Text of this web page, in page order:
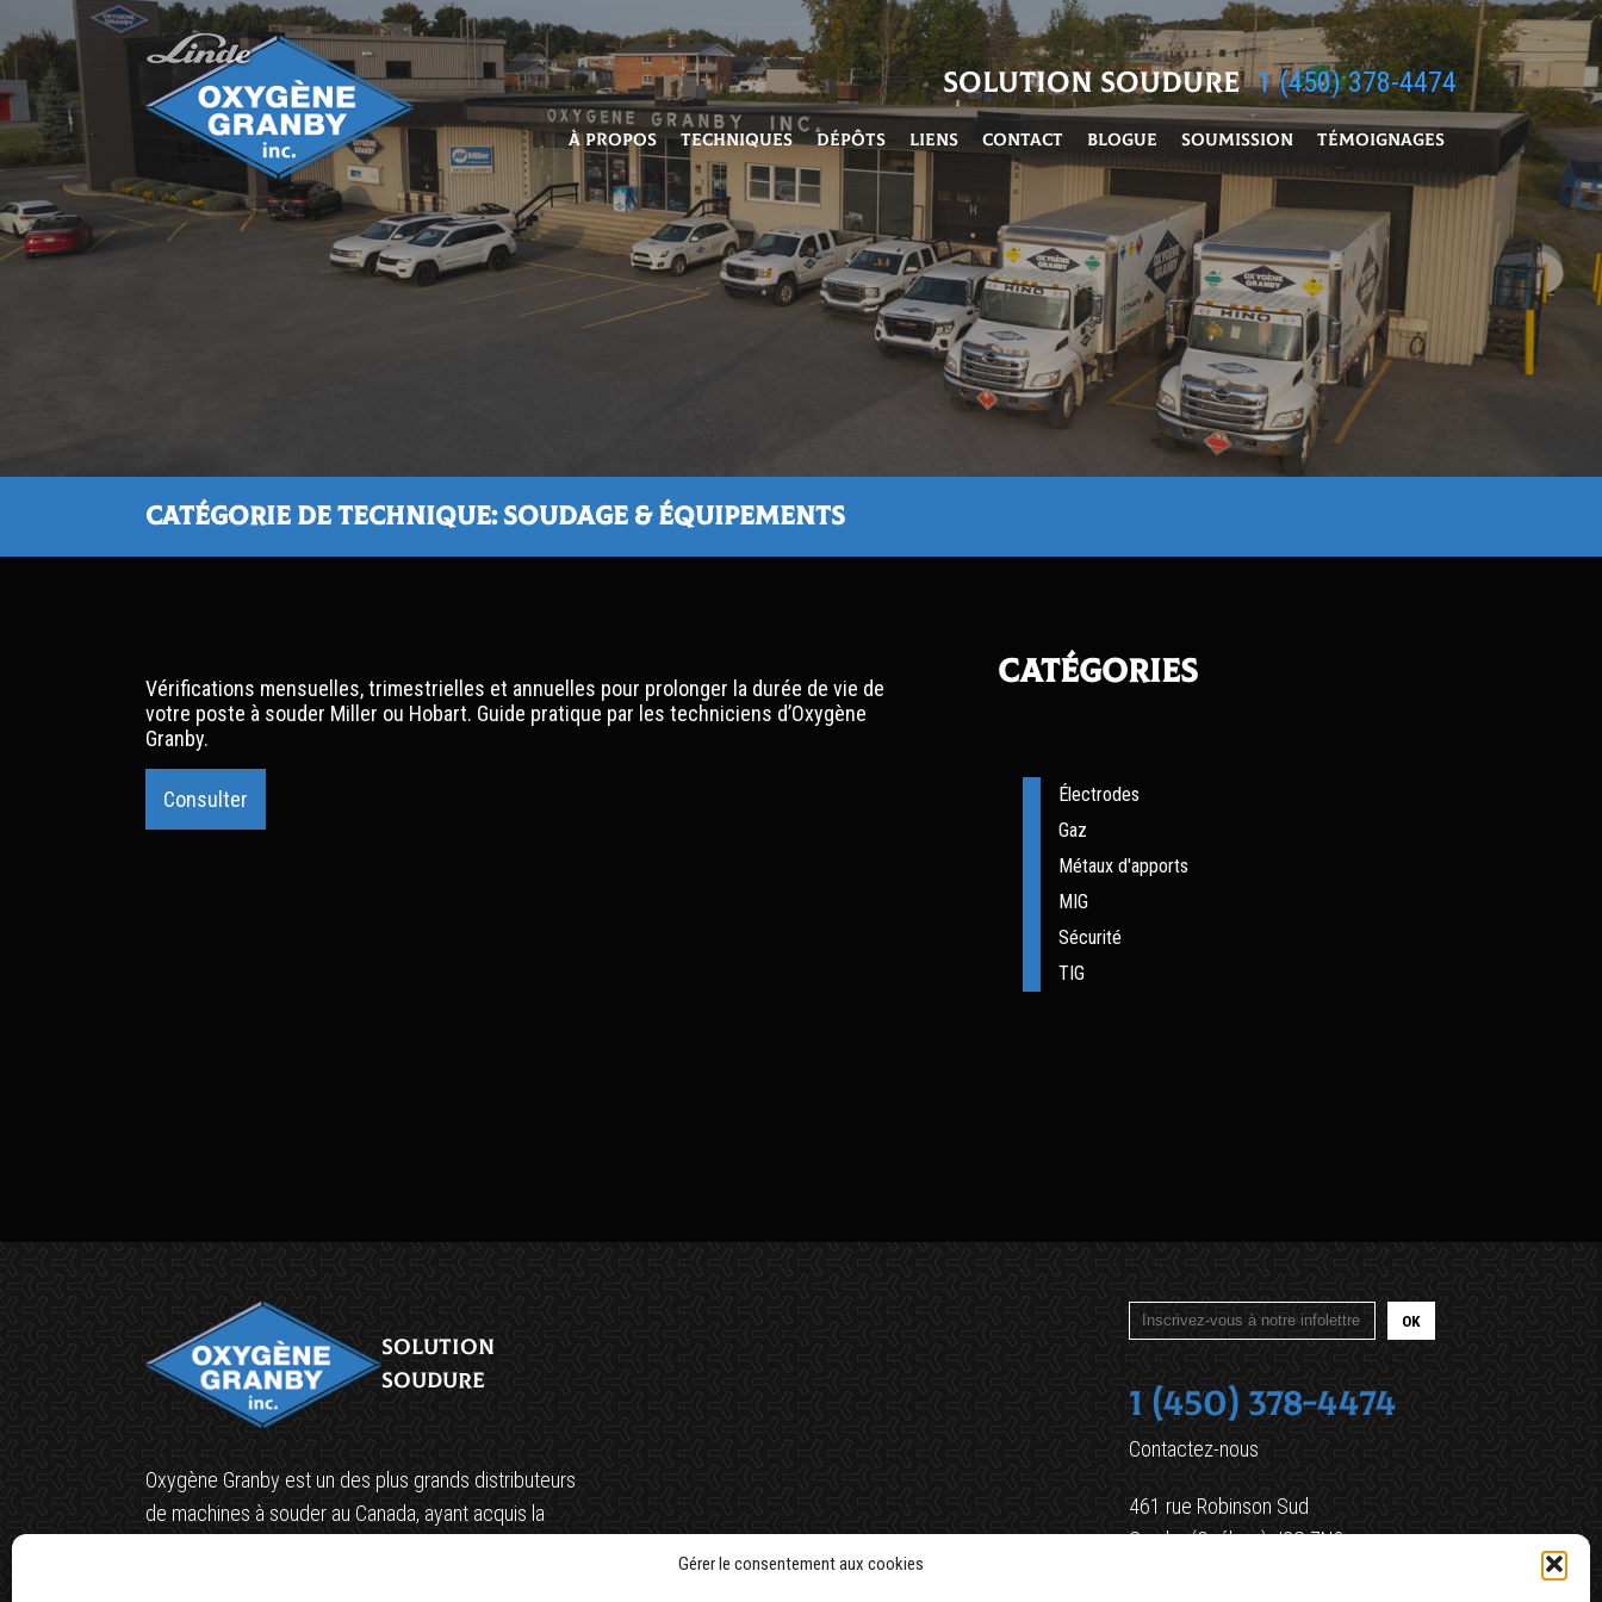
Gérer le consentement aux cookies
Solution soudure 1 (450) 378-4474
À propos Techniques Dépôts Liens Contact Blogue Soumission Témoignages
Catégorie de technique: Soudage & équipements
Vérifications mensuelles, trimestrielles et annuelles pour prolonger la durée de vie de
votre poste à souder Miller ou Hobart. Guide pratique par les techniciens d’Oxygène
Granby.
Consulter
Catégories
Électrodes
Gaz
Métaux d'apports
MIG
Sécurité
TIG
Solution
soudure
Oxygène Granby est un des plus grands distributeurs
de machines à souder au Canada, ayant acquis la
1 (450) 378-4474
Contactez-nous
461 rue Robinson Sud
Granby (Québec) J2G 7N3